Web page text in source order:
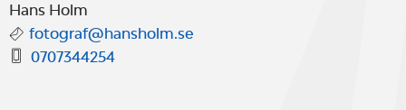
Hans Holm
fotograf@hansholm.se
0707344254